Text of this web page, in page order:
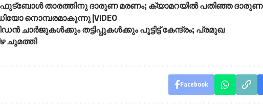
ഫുട്‌ബോൾ താരത്തിനു ദാരുണ മരണം; ക്യാമറയിൽ പതിഞ്ഞ ദാരുണ
നൊമ്പരമാകുന്നു |VIDEO
തട്ടിപ്പുകൾക്കും പൂട്ടിട്ട് കേന്ദ്രം; പ്രമുഖ
ചുമത്തി
Facebook